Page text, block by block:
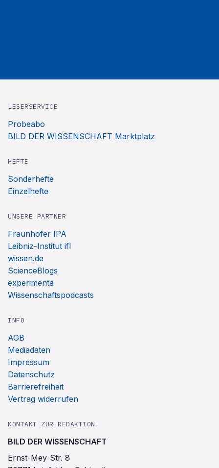
LESERSERVICE
Probeabo
BILD DER WISSENSCHAFT Marktplatz
HEFTE
Sonderhefte
Einzelhefte
UNSERE PARTNER
Fraunhofer IPA
Leibniz-Institut ifl
wissen.de
ScienceBlogs
experimenta
Wissenschaftspodcasts
INFO
AGB
Mediadaten
Impressum
Datenschutz
Barrierefreiheit
Vertrag widerrufen
KONTAKT ZUR REDAKTION
BILD DER WISSENSCHAFT
Ernst-Mey-Str. 8